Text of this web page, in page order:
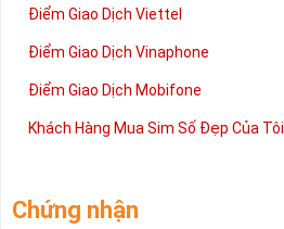
Điểm Giao Dịch Viettel
Điểm Giao Dịch Vinaphone
Điểm Giao Dịch Mobifone
Khách Hàng Mua Sim Số Đẹp Của Tôi
Chứng nhận